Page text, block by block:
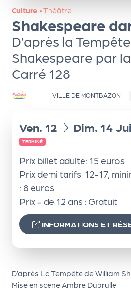
Culture •Théâtre
Shakespeare
D’après la
Shakespeare par
Carré 128
VILLE DE MONTBAZON
du
Ven. 12 au
Dim. 14
TERMINÉ
Prix billet adulte: 15 euros
Prix demi tarifs, 12-17,
: 8 euros
Prix - de 12 ans : Gratuit
INFORMATIONS ET
D’après La Tempête de William
Mise en scène Ambre Dubrulle
ns
PR
O
G!
PR
Le
Ma
g
Sui
vr
e
le
PR
O
G!
N